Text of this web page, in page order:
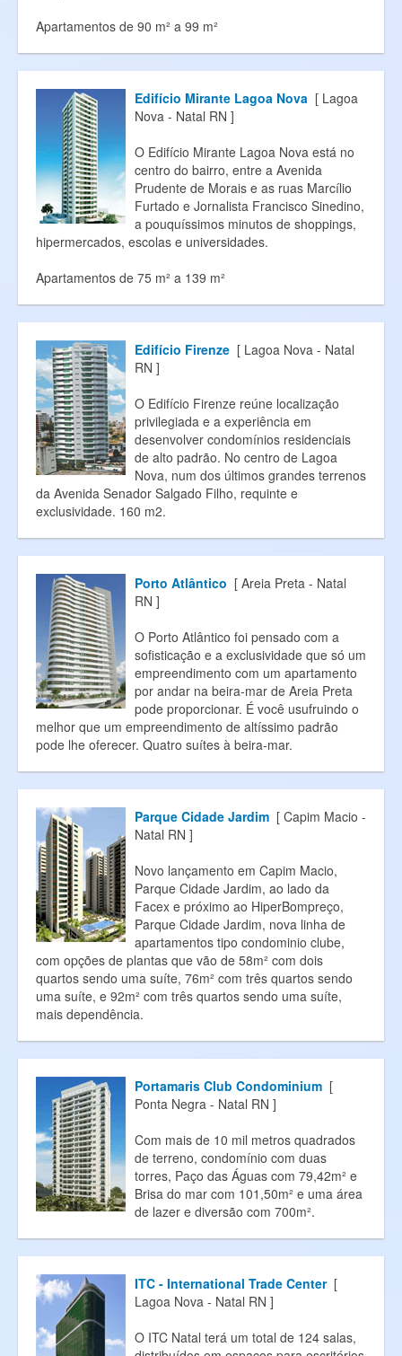
Apartamentos de 90 m² a 99 m²
Edifício Mirante Lagoa Nova [ Lagoa
Nova - Natal RN ]
O Edifício Mirante Lagoa Nova está no
centro do bairro, entre a Avenida
Prudente de Morais e as ruas Marcílio
Furtado e Jornalista Francisco Sinedino,
a pouquíssimos minutos de shoppings,
hipermercados, escolas e universidades.
Apartamentos de 75 m² a 139 m²
Edifício Firenze [ Lagoa Nova - Natal
RN ]
O Edifício Firenze reúne localização
privilegiada e a experiência em
desenvolver condomínios residenciais
de alto padrão. No centro de Lagoa
Nova, num dos últimos grandes terrenos
da Avenida Senador Salgado Filho, requinte e
exclusividade. 160 m2.
Porto Atlântico [ Areia Preta - Natal
RN ]
O Porto Atlântico foi pensado com a
sofisticação e a exclusividade que só um
empreendimento com um apartamento
por andar na beira-mar de Areia Preta
pode proporcionar. É você usufruindo o
melhor que um empreendimento de altíssimo padrão
pode lhe oferecer. Quatro suítes à beira-mar.
Parque Cidade Jardim [ Capim Macio -
Natal RN ]
Novo lançamento em Capim Macio,
Parque Cidade Jardim, ao lado da
Facex e próximo ao HiperBompreço,
Parque Cidade Jardim, nova linha de
apartamentos tipo condominio clube,
com opções de plantas que vão de 58m² com dois
quartos sendo uma suíte, 76m² com três quartos sendo
uma suíte, e 92m² com três quartos sendo uma suíte,
mais dependência.
Portamaris Club Condominium [
Ponta Negra - Natal RN ]
Com mais de 10 mil metros quadrados
de terreno, condomínio com duas
torres, Paço das Águas com 79,42m² e
Brisa do mar com 101,50m² e uma área
de lazer e diversão com 700m².
ITC - International Trade Center[
Lagoa Nova - Natal RN ]
O ITC Natal terá um total de 124 salas,